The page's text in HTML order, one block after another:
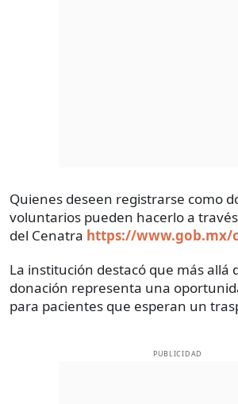
Quienes deseen registrarse como
voluntarios pueden hacerlo a
del Cenatra https://www.gob.mx/
La institución destacó que más allá
donación representa una
para pacientes que esperan un
PUBLICIDAD